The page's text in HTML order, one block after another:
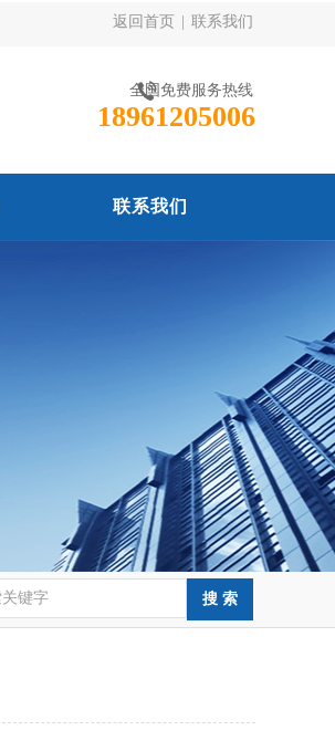
返回首页 联系我们
全国免费服务热线
18961205006
联系我们